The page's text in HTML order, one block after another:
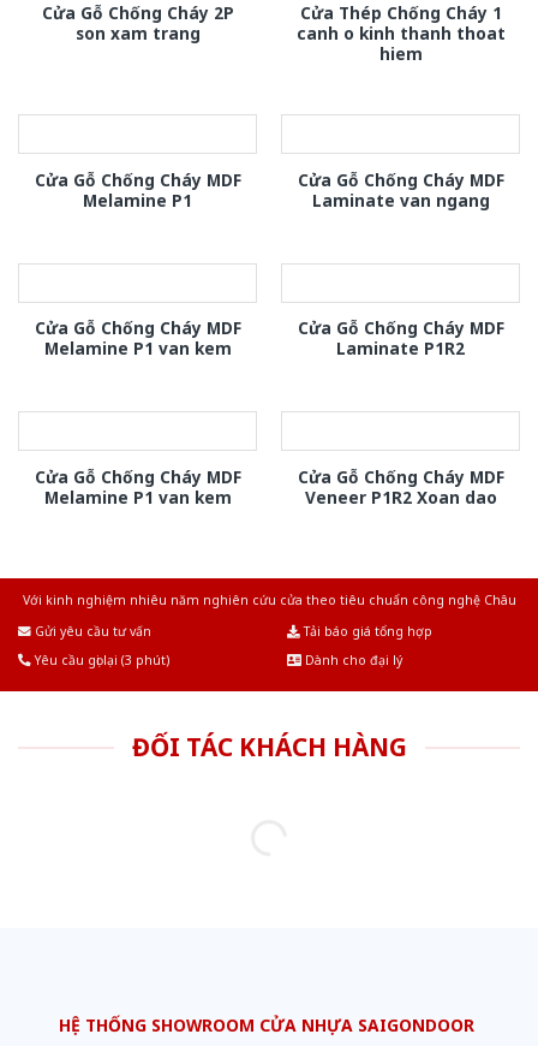
Cửa Gỗ Chống Cháy 2P
son xam trang
Cửa Thép Chống Cháy 1
canh o kinh thanh thoat
hiem
Cửa Gỗ Chống Cháy MDF
Melamine P1
Cửa Gỗ Chống Cháy MDF
Laminate van ngang
Cửa Gỗ Chống Cháy MDF
Melamine P1 van kem
Cửa Gỗ Chống Cháy MDF
Laminate P1R2
Cửa Gỗ Chống Cháy MDF
Melamine P1 van kem
Cửa Gỗ Chống Cháy MDF
Veneer P1R2 Xoan dao
Với kinh nghiệm nhiêu năm nghiên cứu cửa theo tiêu chuẩn công nghệ Châu
Gửi yêu cầu tư vấn
Tải báo giá tổng hợp
Yêu cầu gọi lại (3 phút)
Dành cho đại lý
ĐỐI TÁC KHÁCH HÀNG
HỆ THỐNG SHOWROOM CỬA NHỰA SAIGONDOOR